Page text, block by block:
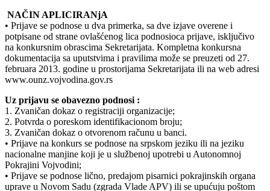
NAČIN APLICIRANjA
• Prijave se podnose u dva primerka, sa dve izjave overene i
potpisane od strane ovlašćenog lica podnosioca prijave, isključivo
na konkursnim obrascima Sekretarijata. Kompletna konkursna
dokumentacija sa uputstvima i pravilima može se preuzeti od 27.
februara 2013. godine u prostorijama Sekretarijata ili na web adresi
www.ounz.vojvodina.gov.rs
Uz prijavu se obavezno podnosi :
1. Zvaničan dokaz o registraciji organizacije;
2. Potvrda o poreskom identifikacionom broju;
3. Zvaničan dokaz o otvorenom računu u banci.
• Prijave na konkurs se podnose na srpskom jeziku ili na jeziku
nacionalne manjine koji je u službenoj upotrebi u Autonomnoj
Pokrajini Vojvodini;
• Prijave se podnose lično, predajom pisarnici pokrajinskih organa
uprave u Novom Sadu (zgrada Vlade APV) ili se upućuju poštom